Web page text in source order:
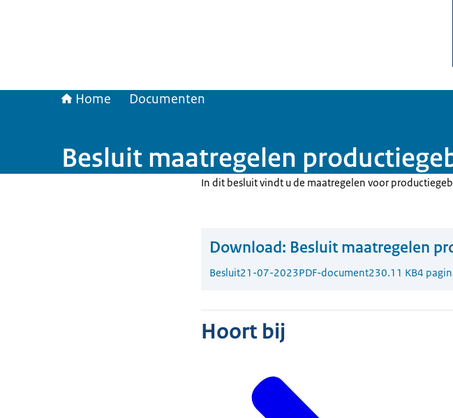
Home Documenten
Besluit maatregelen
In dit besluit vindt u de maatregelen voor
Download: Besluit maatregelen
Besluit21-07-2023PDF-document230.11 KB4
Hoort bij